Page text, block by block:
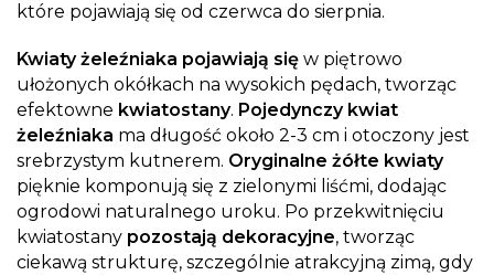
które pojawiają się od czerwca do sierpnia.
Kwiaty żeleźniaka pojawiają się w piętrowo
ułożonych okółkach na wysokich pędach, tworząc
efektowne kwiatostany. Pojedynczy kwiat
żeleźniaka ma długość około 2-3 cm i otoczony jest
srebrzystym kutnerem. Oryginalne żółte kwiaty
pięknie komponują się z zielonymi liśćmi, dodając
ogrodowi naturalnego uroku. Po przekwitnięciu
kwiatostany pozostają dekoracyjne, tworząc
ciekawą strukturę, szczególnie atrakcyjną zimą, gdy